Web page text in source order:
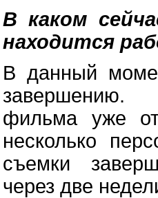
В каком
находится
В данный
завершению.
фильма уже
несколько
съемки
через две